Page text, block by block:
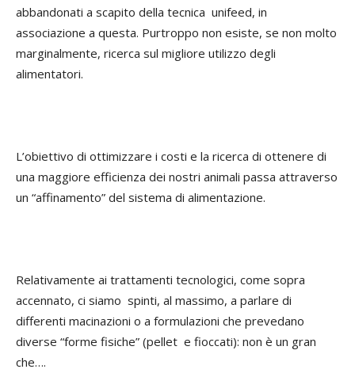
abbandonati a scapito della tecnica unifeed, in
associazione a questa. Purtroppo non esiste, se non molto
marginalmente, ricerca sul migliore utilizzo degli
alimentatori.
L’obiettivo di ottimizzare i costi e la ricerca di ottenere di
una maggiore efficienza dei nostri animali passa attraverso
un “affinamento” del sistema di alimentazione.
Relativamente ai trattamenti tecnologici, come sopra
accennato, ci siamo spinti, al massimo, a parlare di
differenti macinazioni o a formulazioni che prevedano
diverse “forme fisiche” (pellet e fioccati): non è un gran
che….